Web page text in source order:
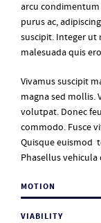
arcu
purus ac,
suscipit. Integer ut
malesuada quis
Vivamus suscipit
magna sed
volutpat. Donec
commodo. Fusce
Quisque euismod
Phasellus
MOTION
VIABILITY